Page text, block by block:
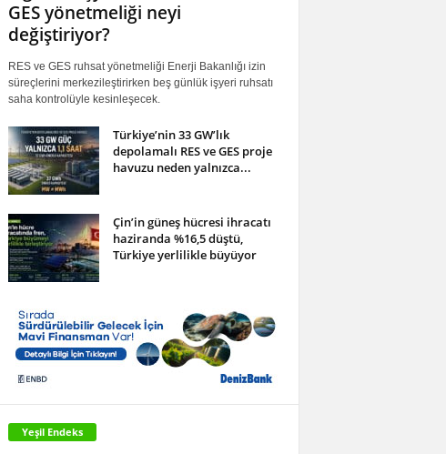
GES yönetmeliği neyi
değiştiriyor?
RES ve GES ruhsat yönetmeliği Enerji Bakanlığı izin
süreçlerini merkezileştirirken beş günlük işyeri ruhsatı
saha kontrolüyle kesinleşecek.
Türkiye’nin 33 GW’lık
depolamalı RES ve GES proje
havuzu neden yalnızca...
Çin’in güneş hücresi ihracatı
haziranda %16,5 düştü,
Türkiye yerlilikle büyüyor
Yeşil Endeks